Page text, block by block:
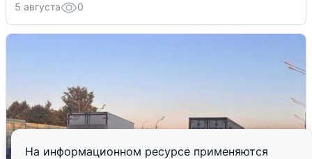
На информационном ресурсе применяются
5 августа 0